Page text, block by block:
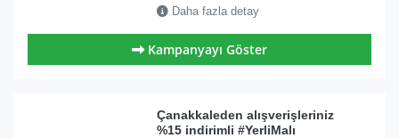
Daha fazla detay
Kampanyayı Göster
Çanakkaleden alışverişleriniz
%15 indirimli #YerliMalı